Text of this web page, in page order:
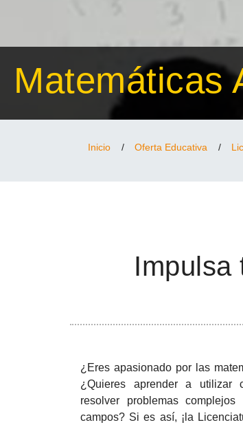
Matemáticas
Inicio / Oferta Educativa /
Impulsa
¿Eres apasionado por las
¿Quieres aprender a utilizar
resolver problemas
campos? Si es así, ¡la